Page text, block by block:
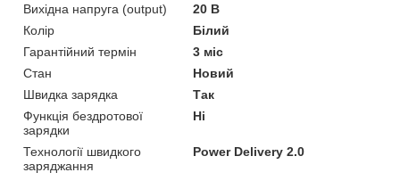
Вихідна напруга (output)
20 В
Колір
Білий
Гарантійний термін
3 міс
Стан
Новий
Швидка зарядка
Так
Функція бездротової
зарядки
Ні
Технології швидкого
заряджання
Power Delivery 2.0